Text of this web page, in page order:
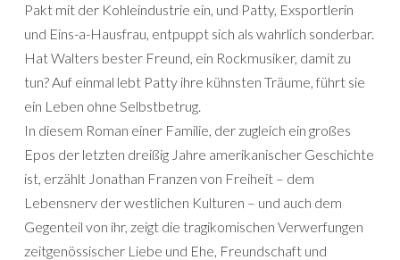
Pakt mit der Kohleindustrie ein, und Patty, Exsportlerin
und Eins-a-Hausfrau, entpuppt sich als wahrlich sonderbar.
Hat Walters bester Freund, ein Rockmusiker, damit zu
tun? Auf einmal lebt Patty ihre kühnsten Träume, führt sie
ein Leben ohne Selbstbetrug.
In diesem Roman einer Familie, der zugleich ein großes
Epos der letzten dreißig Jahre ame­rika­nischer Geschichte
ist, erzählt Jonathan Franzen von Freiheit – dem
Lebensnerv der westlichen Kulturen – und auch dem
Gegenteil von ihr, zeigt die tragikomischen Verwerfungen
zeitgenössischer Liebe und Ehe, Freundschaft und